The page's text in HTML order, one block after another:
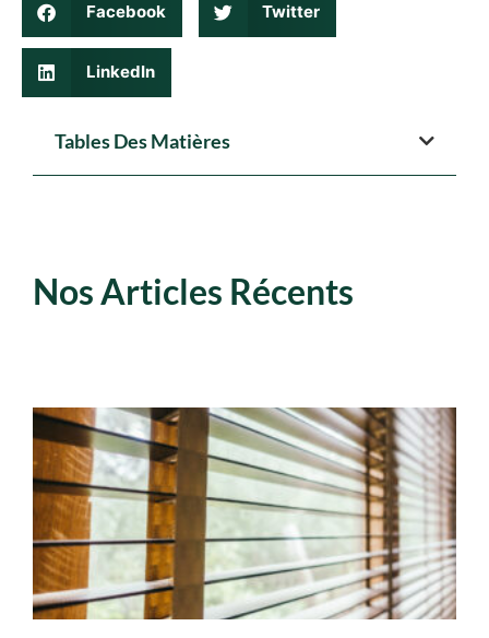
Facebook Twitter
LinkedIn
Tables Des Matières
Nos Articles Récents